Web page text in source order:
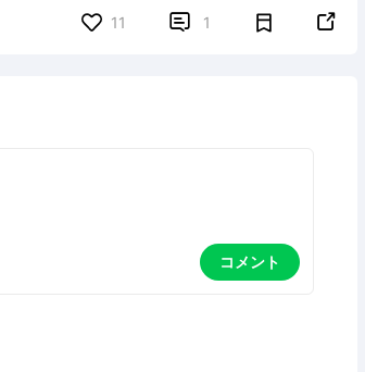
11  1 
コメント